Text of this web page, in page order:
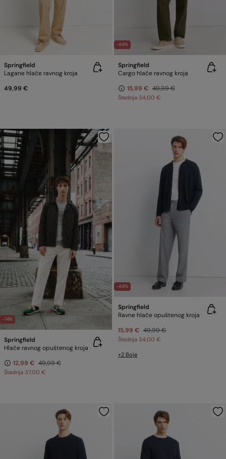
Springfield
Lagane hlače ravnog kroja
49,99 €
-68%
Springfield
Cargo hlače ravnog kroja
15,99 € 49,99 €
Štednja 34,00 €
-74%
Springfield
Hlače ravnog opuštenog kroja
12,99 € 49,99 €
Štednja 37,00 €
-68%
Springfield
Ravne hlače opuštenog kroja
15,99 € 49,99 €
Štednja 34,00 €
+2 Boje